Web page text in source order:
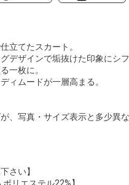
立てたスカート。
デザインで垢抜けた印象にシフ
一枚に。
ィムードが一層高まる。
、写真・サイズ表示と多少異
さい】